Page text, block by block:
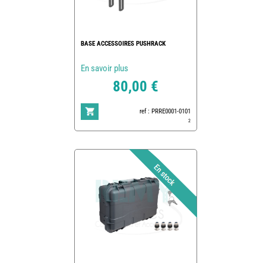
BASE ACCESSOIRES PUSHRACK
En savoir plus
80,00 €
ref : PRRE0001-0101
2